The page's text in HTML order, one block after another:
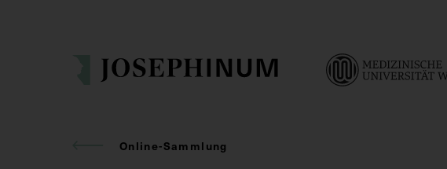
Online-Sammlung